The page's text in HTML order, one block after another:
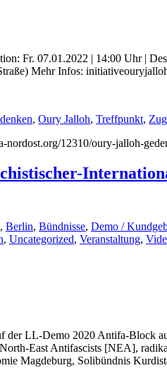
Fr. 07.01.2022 | 14:00 Uhr |
Mehr Infos:
, Oury Jalloh, Treffpunkt,
nordost.org/12310/oury-jalloh-
, Berlin, Bündnisse, Demo /
, Uncategorized, Veranstaltung,
der LL-Demo 2020 Antifa-Block
East Antifascists [NEA],
Magdeburg, Solibündnis